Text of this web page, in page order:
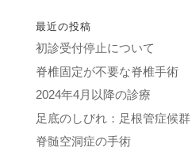
最近の投稿
初診受付停止について
脊椎固定が不要な脊椎手術
2024年4月以降の診療
足底のしびれ：足根管症候
脊髄空洞症の手術